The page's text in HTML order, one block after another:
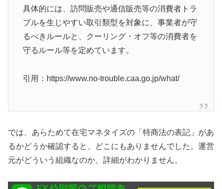
具体的には、訪問販売や通信販売等の消費者トラ
ブルを生じやすい取引類型を対象に、事業者が守
るべきルールと、クーリング・オフ等の消費者を
守るルール等を定めています。
引用：https://www.no-trouble.caa.go.jp/what/
では、あらためて在宅マネタイズの「特商法の表記」があ
るかどうか確認すると、どこにもありませんでした。運営
元がどういう組織なのか、詳細がわかりません。